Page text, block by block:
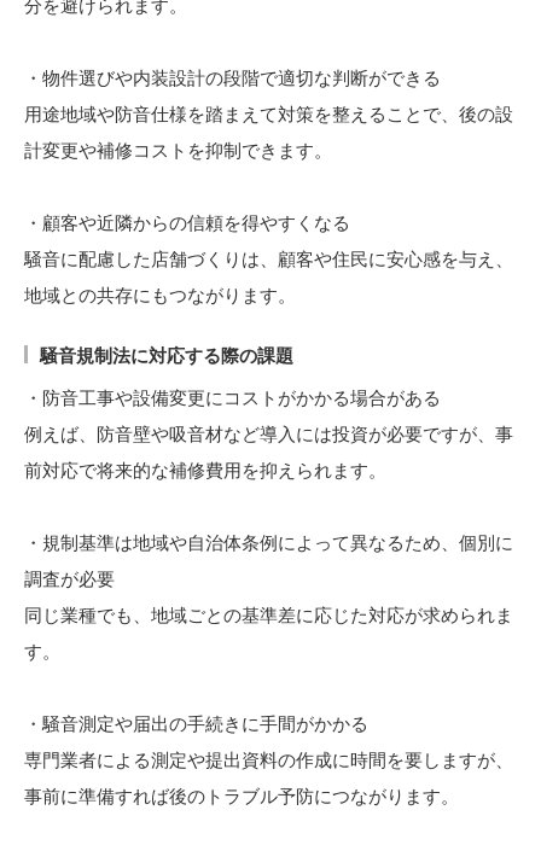
分を避けられます。
・物件選びや内装設計の段階で適切な判断ができる
用途地域や防音仕様を踏まえて対策を整えることで、後の設
計変更や補修コストを抑制できます。
・顧客や近隣からの信頼を得やすくなる
騒音に配慮した店舗づくりは、顧客や住民に安心感を与え、
地域との共存にもつながります。
騒音規制法に対応する際の課題
・防音工事や設備変更にコストがかかる場合がある
例えば、防音壁や吸音材など導入には投資が必要ですが、事
前対応で将来的な補修費用を抑えられます。
・規制基準は地域や自治体条例によって異なるため、個別に
調査が必要
同じ業種でも、地域ごとの基準差に応じた対応が求められま
す。
・騒音測定や届出の手続きに手間がかかる
専門業者による測定や提出資料の作成に時間を要しますが、
事前に準備すれば後のトラブル予防につながります。